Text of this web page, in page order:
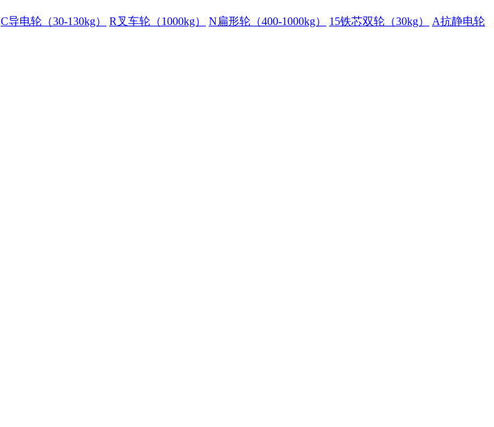
C导电轮（30-130kg） R叉车轮（1000kg） N扁形轮（400-1000kg） 15铁芯双轮（30kg）
A抗静电轮